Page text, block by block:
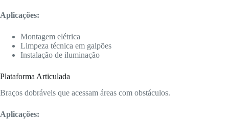
Aplicações:
Montagem elétrica
Limpeza técnica em galpões
Instalação de iluminação
Plataforma Articulada
Braços dobráveis que acessam áreas com obstáculos.
Aplicações: